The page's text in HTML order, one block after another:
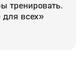
тренировать.
для всех»